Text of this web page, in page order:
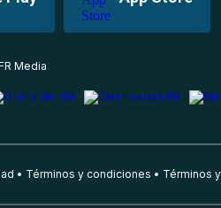
Media
Términos y condiciones Términos